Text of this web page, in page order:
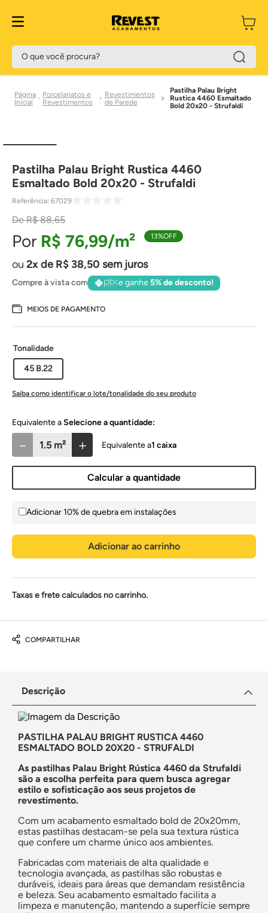
O que você procura?
Porcelanatos e
Revestimentos
Revestimentos
de Parede
Pastilha Palau Bright
Rustica 4460 Esmaltado
Bold 20x20 - Strufaldi
Pastilha Palau Bright Rustica 4460
Esmaltado Bold 20x20 - Strufaldi
Referência: 67029
R$ 88,65
R$ 76,99 13%OFF
2 de R$38,50 sem juros
Compre à vista com e ganhe5% de desconto!
MEIOS DE PAGAMENTO
Tonalidade
45 B.22
Saiba como identificar o lote/tonalidade do seu produto
＋
－
Selecione a quantidade:
1 caixa
Calcular a quantidade
Adicionar 10% de quebra em instalações
Adicionar ao carrinho
Taxas e frete calculados no carrinho.
COMPARTILHAR
Descrição
PASTILHA PALAU BRIGHT RUSTICA 4460
ESMALTADO BOLD 20X20 - STRUFALDI
As pastilhas Palau Bright Rústica 4460 da Strufaldi
são a escolha perfeita para quem busca agregar
estilo e sofisticação aos seus projetos de
revestimento.
Com um acabamento esmaltado bold de 20x20mm,
estas pastilhas destacam-se pela sua textura rústica
que confere um charme único aos ambientes.
Fabricadas com materiais de alta qualidade e
tecnologia avançada, as pastilhas são robustas e
duráveis, ideais para áreas que demandam resistência
e beleza. Seu acabamento esmaltado facilita a
limpeza e manutenção, mantendo a superfície sempre